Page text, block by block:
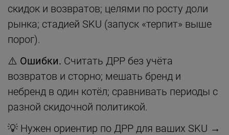
скидок и возвратов; целями по росту доли
рынка; стадией SKU (запуск «терпит» выше
порог).
⚠️ Ошибки. Считать ДРР без учёта
возвратов и сторно; мешать бренд и
небренд в один котёл; сравнивать периоды с
разной скидочной политикой.
💡 Нужен ориентир по ДРР для ваших SKU →